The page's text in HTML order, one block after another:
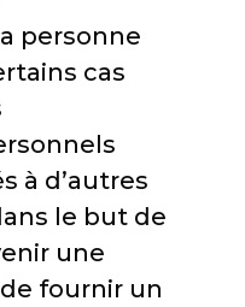
personne
cas
à d’autres
le but de
une
fournir un